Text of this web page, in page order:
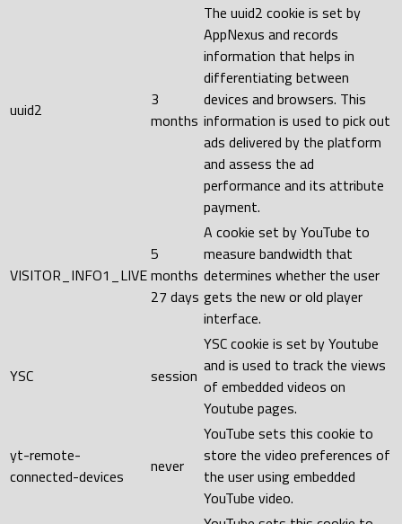
uuid2
3
months
The uuid2 cookie is set by
AppNexus and records
information that helps in
differentiating between
devices and browsers. This
information is used to pick out
ads delivered by the platform
and assess the ad
performance and its attribute
payment.
VISITOR_INFO1_LIVE
5
months
27 days
A cookie set by YouTube to
measure bandwidth that
determines whether the user
gets the new or old player
interface.
YSC session
YSC cookie is set by Youtube
and is used to track the views
of embedded videos on
Youtube pages.
yt-remote-
connected-devices
never
YouTube sets this cookie to
store the video preferences of
the user using embedded
YouTube video.